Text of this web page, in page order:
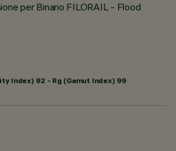
per Binario FILORAIL - Flood
Index) 92 - Rg (Gamut Index) 99